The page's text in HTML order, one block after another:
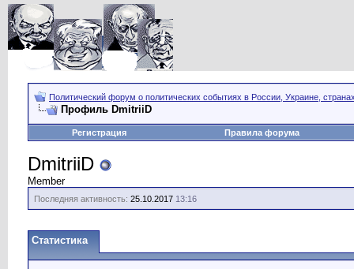
Политический форум о политических событиях в России, Украине,
Профиль DmitriiD
Регистрация Правила форума
DmitriiD
Member
Последняя активность: 25.10.2017 13:16
Статистика